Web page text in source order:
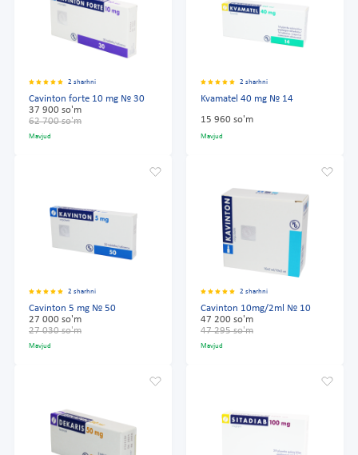
2 sharhni
Cavinton forte 10 mg № 30
37 900 so'm
62 700 so'm
Mavjud
2 sharhni
Kvamatel 40 mg № 14
15 960 so'm
Mavjud
2 sharhni
Cavinton 5 mg № 50
27 000 so'm
27 030 so'm
Mavjud
2 sharhni
Cavinton 10mg/2ml № 10
47 200 so'm
47 295 so'm
Mavjud